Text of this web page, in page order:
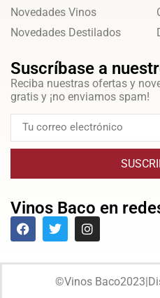
Novedades Vinos
Novedades Destilados
Suscríbase a
Reciba nuestras ofertas y
gratis y ¡no enviamos spam!
Vinos Baco en
©Vinos Baco2023|